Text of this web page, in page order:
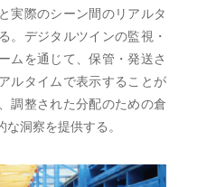
実際のシーン間のリアルタ
。デジタルツインの監視・
ムを通じて、保管・発送さ
ルタイムで表示することが
調整された分配のための倉
洞察を提供する。